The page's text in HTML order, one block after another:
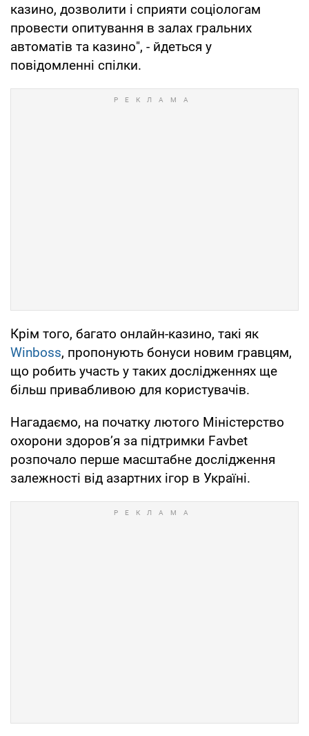
казино, дозволити і сприяти соціологам
провести опитування в залах гральних
автоматів та казино", - йдеться у
повідомленні спілки.
Крім того, багато онлайн-казино, такі як
Winboss, пропонують бонуси новим гравцям,
що робить участь у таких дослідженнях ще
більш привабливою для користувачів.
Нагадаємо, на початку лютого Міністерство
охорони здоров’я за підтримки Favbet
розпочало перше масштабне дослідження
залежності від азартних ігор в Україні.